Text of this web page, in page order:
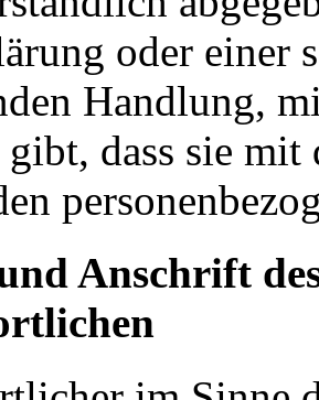
oder einer
Handlung,
gibt, dass sie
Anschrift